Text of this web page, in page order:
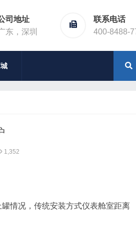
司地址
东，深圳
联系电话
400-8488-
1,352
情况，传统安装方式仪表舱室距离